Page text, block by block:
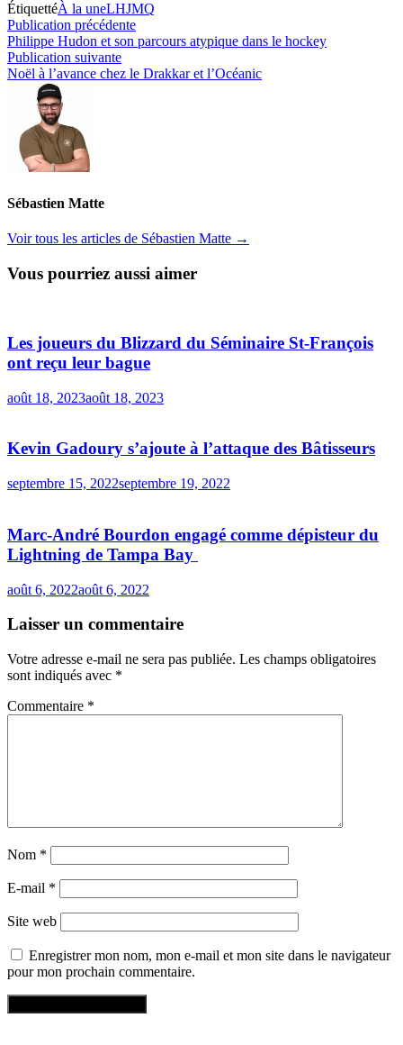
ÉtiquettéÀ la uneLHJMQ
Navigation
de
l’article
Publication précédentePublication
précédente :
Philippe Hudon et son parcours atypique dans le hockey
Publication suivantePublication
suivante :
Noël à l’avance chez le Drakkar et l’Océanic
Sébastien Matte
Voir tous les articles de Sébastien Matte →
Vous pourriez aussi aimer
Les joueurs du Blizzard du Séminaire St-François
ont reçu leur bague
août 18, 2023août 18, 2023
Kevin Gadoury s’ajoute à l’attaque des Bâtisseurs
septembre 15, 2022septembre 19, 2022
Marc-André Bourdon engagé comme dépisteur du
Lightning de Tampa Bay
août 6, 2022août 6, 2022
Laisser un commentaire
Votre adresse e-mail ne sera pas publiée. Les champs obligatoires
sont indiqués avec *
Commentaire *
Nom *
E-mail *
Site web
Enregistrer mon nom, mon e-mail et mon site dans le navigateur
pour mon prochain commentaire.